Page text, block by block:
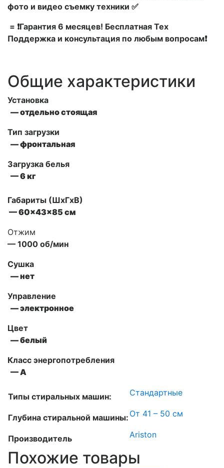
фото и видео съемку техники ✅
= ❗Гарантия 6 месяцев! Бесплатная Тех
Поддержка и консультация по любым вопросам❗
Общие характеристики
Установка
— отдельно стоящая
Тип загрузки
— фронтальная
Загрузка белья
— 6 кг
Габариты (ШxГxВ)
— 60x43x85 см
Отжим
— 1000 об/мин
Сушка
— нет
Управление
— электронное
Цвет
— белый
Класс энергопотребления
— A
Типы стиральных машин: Стандартные
Глубина стиральной машины: От 41 – 50 см
Производитель Ariston
Похожие товары